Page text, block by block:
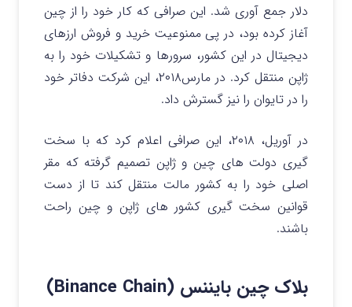
دلار جمع آوری شد. این صرافی که کار خود را از چین
آغاز کرده بود، در پی ممنوعیت خرید و فروش ارزهای
دیجیتال در این کشور، سرورها و تشکیلات خود را به
ژاپن منتقل کرد. در مارس۲۰۱۸، این شرکت دفاتر خود
را در تایوان را نیز گسترش داد.
در آوریل، ۲۰۱۸، این صرافی اعلام کرد که با سخت
گیری دولت های چین و ژاپن تصمیم گرفته که مقر
اصلی خود را به کشور مالت منتقل کند تا از دست
قوانین سخت گیری کشور های ژاپن و چین راحت
باشند.
بلاک چین بایننس (Binance Chain)